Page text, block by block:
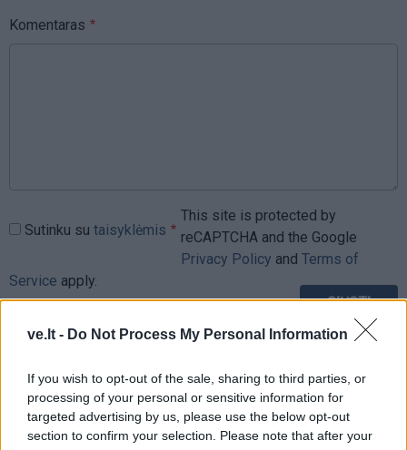
ve.lt - Do Not Process My Personal Information
If you wish to opt-out of the sale, sharing to third parties, or
processing of your personal or sensitive information for
targeted advertising by us, please use the below opt-out
section to confirm your selection. Please note that after your
Komentaras
Sutinku su taisyklėmis
This site is protected by
reCAPTCHA and the Google
Privacy Policy and Terms of
Service apply.